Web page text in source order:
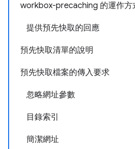
workbox-precaching 的運作方
提供預先快取的回應
預先快取清單的說明
預先快取檔案的傳入要求
忽略網址參數
目錄索引
簡潔網址